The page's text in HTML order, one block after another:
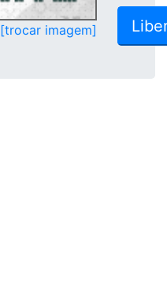
[trocar imagem]